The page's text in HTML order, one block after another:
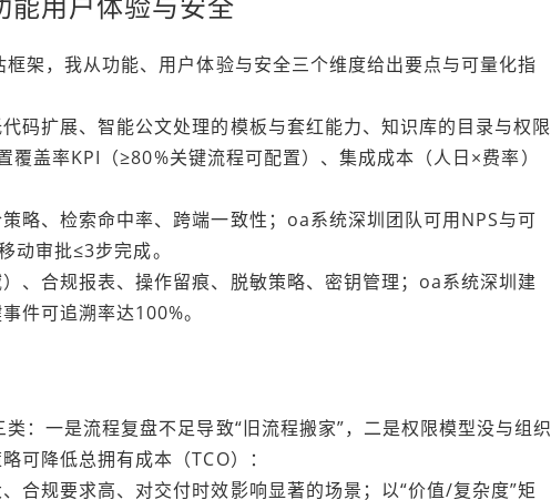
架，我从功能、用户体验与安全三个维度给出要点与可量化指
码扩展、智能公文处理的模板与套红能力、知识库的目录与权限
盖率KPI（≥80%关键流程可配置）、集成成本（人日×费率）
略、检索命中率、跨端一致性；oa系统深圳团队可用NPS与可
动审批≤3步完成。
、合规报表、操作留痕、脱敏策略、密钥管理；oa系统深圳建
件可追溯率达100%。
：一是流程复盘不足导致“旧流程搬家”，二是权限模型没与组织
可降低总拥有成本（TCO）：
合规要求高、对交付时效影响显著的场景；以“价值/复杂度”矩